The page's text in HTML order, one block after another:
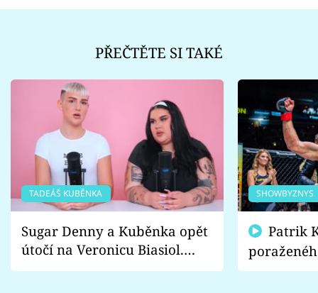
PŘEČTĚTE SI TAKÉ
TADEÁŠ KUBĚNKA
Sugar Denny a Kuběnka opět
útočí na Veronicu Biasiol.
Proč je podle nich falešná a
SHOWBYZNYS
fanoušci